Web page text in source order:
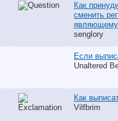
Как
сменить
senglory
Если
Unaltered
Как
Vilfbrim